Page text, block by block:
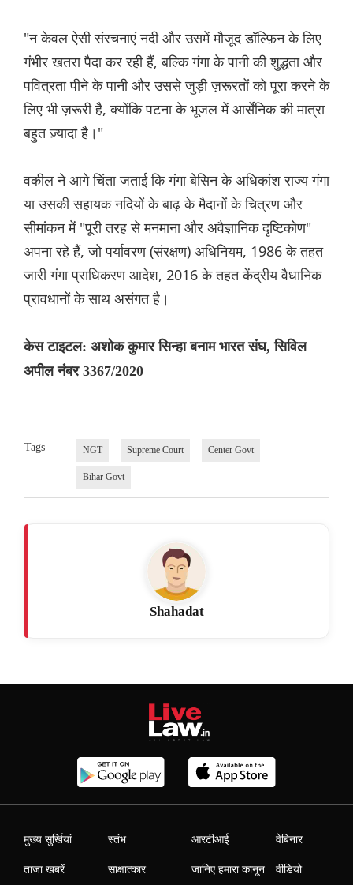
"न केवल ऐसी संरचनाएं नदी और उसमें मौजूद डॉल्फ़िन के लिए
गंभीर खतरा पैदा कर रही हैं, बल्कि गंगा के पानी की शुद्धता और
पवित्रता पीने के पानी और उससे जुड़ी ज़रूरतों को पूरा करने के
लिए भी ज़रूरी है, क्योंकि पटना के भूजल में आर्सेनिक की मात्रा
बहुत ज़्यादा है।"
वकील ने आगे चिंता जताई कि गंगा बेसिन के अधिकांश राज्य गंगा
या उसकी सहायक नदियों के बाढ़ के मैदानों के चित्रण और
सीमांकन में "पूरी तरह से मनमाना और अवैज्ञानिक दृष्टिकोण"
अपना रहे हैं, जो पर्यावरण (संरक्षण) अधिनियम, 1986 के तहत
जारी गंगा प्राधिकरण आदेश, 2016 के तहत केंद्रीय वैधानिक
प्रावधानों के साथ असंगत है।
केस टाइटल: अशोक कुमार सिन्हा बनाम भारत संघ, सिविल
अपील नंबर 3367/2020
Tags NGT Supreme Court Center Govt
Bihar Govt
Shahadat
मुख्य सुर्खियां
ताजा खबरें
स्तंभ
साक्षात्कार
आरटीआई
जानिए हमारा कानून
वेबिनार
वीडियो